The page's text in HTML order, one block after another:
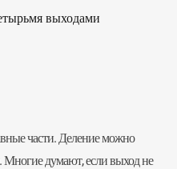
выходами
части. Деление можно
Многие думают, если выход не